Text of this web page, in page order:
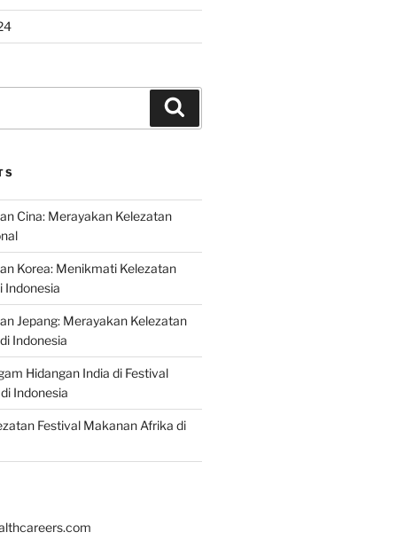
Cina: Merayakan Kelezatan
Korea: Menikmati Kelezatan
Indonesia
Jepang: Merayakan Kelezatan
Indonesia
Hidangan India di Festival
Indonesia
Festival Makanan Afrika di